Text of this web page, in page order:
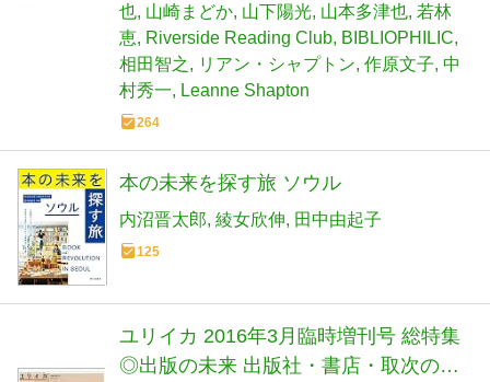
也 山崎まどか 山下陽光 山本多津也 若林
恵 Riverside Reading Club BIBLIOPHILIC
相田智之
リアン・シャプトン 作原文子 中
村秀一
Leanne Shapton
264
本の未来を探す旅 ソウル
内沼晋太郎 綾女欣伸 田中由起子
125
ユリイカ 2016年3月臨時増刊号 総特集
◎出版の未来 出版社・書店・取次のリ